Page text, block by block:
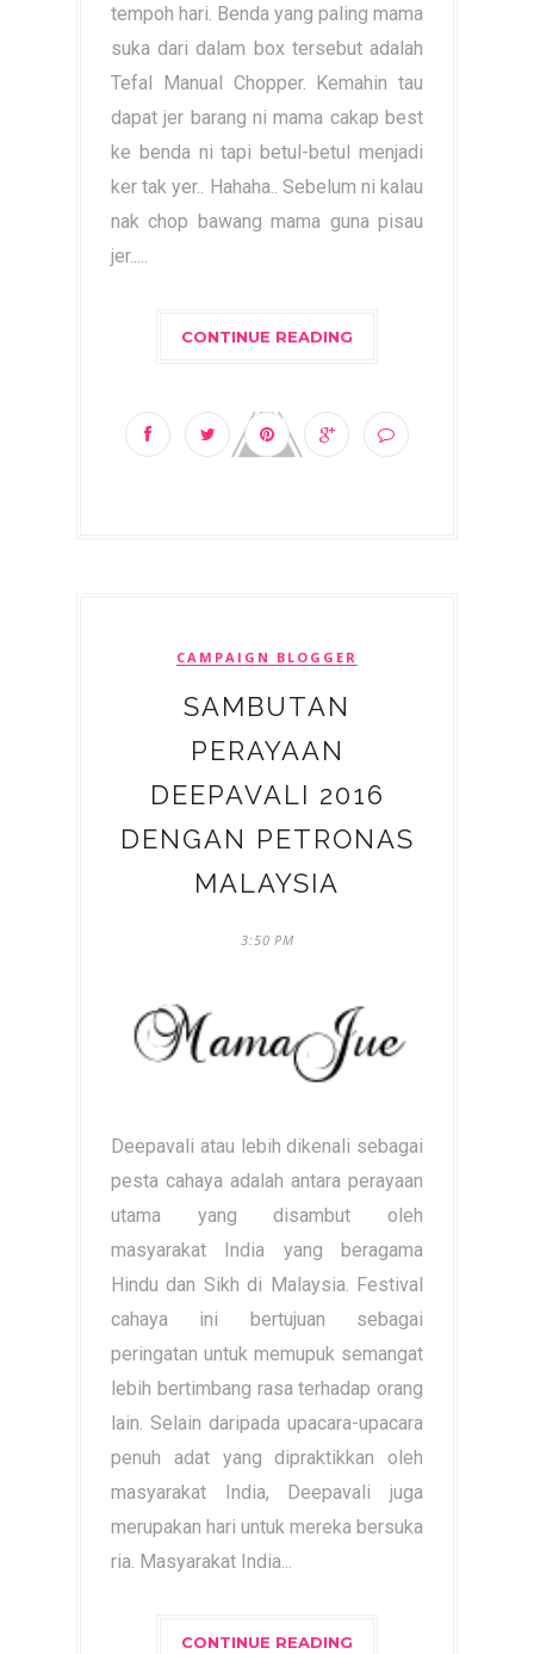
tempoh hari. Benda yang paling mama
suka dari dalam box tersebut adalah
Tefal Manual Chopper. Kemahin tau
dapat jer barang ni mama cakap best
ke benda ni tapi betul-betul menjadi
ker tak yer.. Hahaha.. Sebelum ni kalau
nak chop bawang mama guna pisau
jer.....
CONTINUE READING
CAMPAIGN BLOGGER
SAMBUTAN
PERAYAAN
DEEPAVALI 2016
DENGAN PETRONAS
MALAYSIA
3:50 PM
Deepavali atau lebih dikenali sebagai
pesta cahaya adalah antara perayaan
utama yang disambut oleh
masyarakat India yang beragama
Hindu dan Sikh di Malaysia. Festival
cahaya ini bertujuan sebagai
peringatan untuk memupuk semangat
lebih bertimbang rasa terhadap orang
lain. Selain daripada upacara-upacara
penuh adat yang dipraktikkan oleh
masyarakat India, Deepavali juga
merupakan hari untuk mereka bersuka
ria. Masyarakat India...
CONTINUE READING